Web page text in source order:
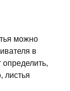
можно
в
определить,
листья